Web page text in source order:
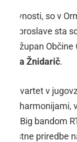
so v
proslave sta
bil župan Občine
Mojca Žnidarič.
kvartet v
z Big bandom
lastne